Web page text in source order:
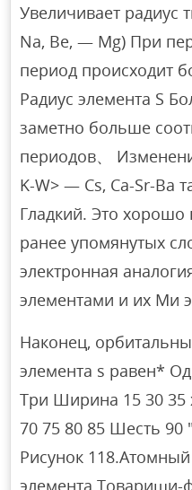
Увеличивает радиус
Na, Be, — Mg) При
период происходит
Радиус элемента S
заметно больше
периодов、
K-W> — Cs, Ca-Sr-Ba
Гладкий. Это хорошо
ранее упомянутых
электронная
элементами и их Ми
Наконец,
элемента s равен*
Три Ширина 15 30 35
70 75 80 85 Шесть 90
Рисунок
элемента Товарищи-